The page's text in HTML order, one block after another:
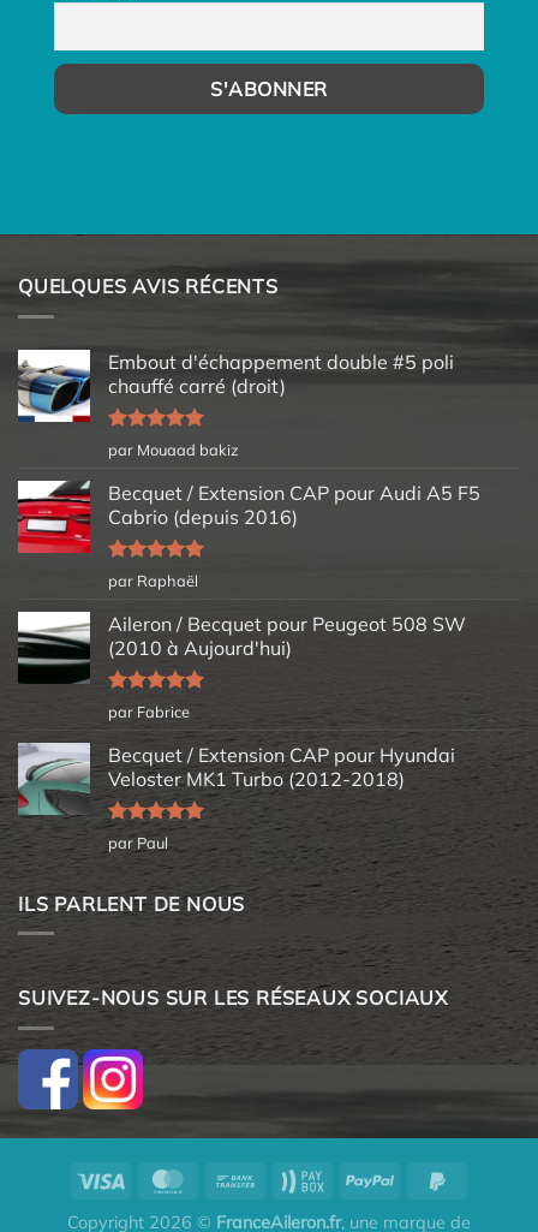
QUELQUES AVIS RÉCENTS
Embout d'échappement double #5 poli
chauffé carré (droit)
Note5sur
5
par Mouaad bakiz
Becquet / Extension CAP pour Audi A5 F5
Cabrio (depuis 2016)
Note5sur
5
par Raphaël
Aileron / Becquet pour Peugeot 508 SW
(2010 à Aujourd'hui)
Note5sur
5
par Fabrice
Becquet / Extension CAP pour Hyundai
Veloster MK1 Turbo (2012-2018)
Note5sur
5
par Paul
ILS PARLENT DE NOUS
SUIVEZ-NOUS SUR LES RÉSEAUX SOCIAUX
Copyright 2026 © FranceAileron.fr, une marque de